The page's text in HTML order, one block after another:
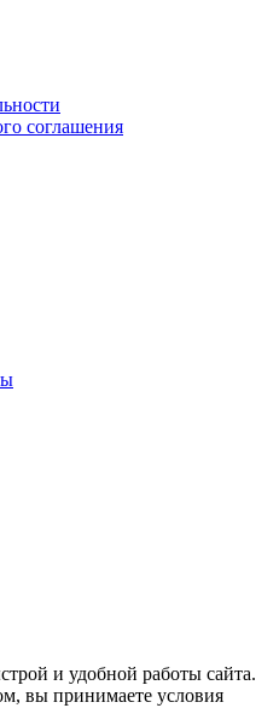
соглашения
и удобной работы сайта.
вы принимаете условия